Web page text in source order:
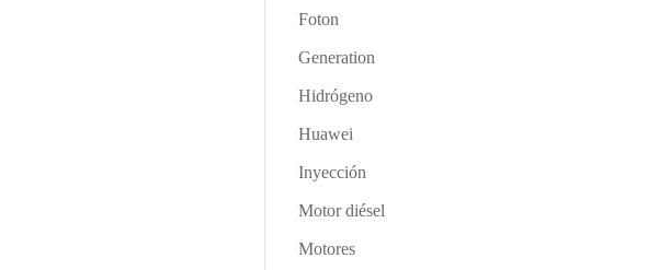
Foton
Generation
Hidrógeno
Huawei
Inyección
Motor diésel
Motores